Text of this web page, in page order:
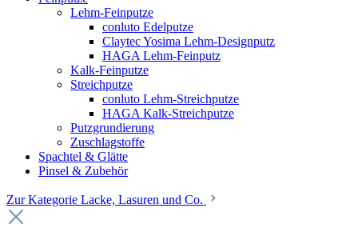
Lehm-Feinputze
conluto Edelputze
Claytec Yosima Lehm-Designputz
HAGA Lehm-Feinputz
Kalk-Feinputze
Streichputze
conluto Lehm-Streichputze
HAGA Kalk-Streichputze
Putzgrundierung
Zuschlagstoffe
Spachtel & Glätte
Pinsel & Zubehör
Zur Kategorie Lacke, Lasuren und Co.